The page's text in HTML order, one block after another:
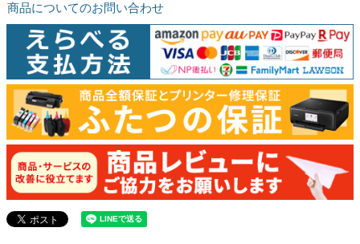
商品についてのお問い合わせ